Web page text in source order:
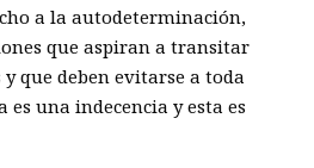
a la autodeterminación,
que aspiran a transitar
que deben evitarse a toda
es una indecencia y esta es